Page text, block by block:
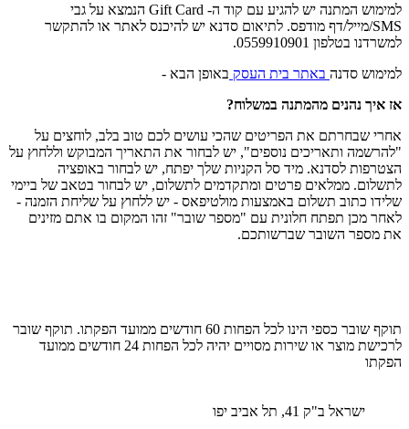
למימוש המתנה יש להגיע עם קוד ה- Gift Card הנמצא על גבי
SMS/מייל/דף מודפס. לתיאום סדנא יש להיכנס לאתר או להתקשר
למשרדנו בטלפון 0559910901.
למימוש סדנה באתר בית העסק באופן הבא -
אז איך נהנים מהמתנה במשלוח?
אחרי שבחרתם את הפריטים שהכי עושים לכם טוב בלב, לוחצים על
"להרשמה ותאריכים נוספים", יש לבחור את התאריך המבוקש וללחוץ על
הצטרפות לסדנא. מיד סל הקניות שלך יפתח, יש לבחור באופציה
לתשלום. ממלאים פרטים ומתקדמים לתשלום, יש לבחור בטאב של ביימי
שלידו כתוב תשלום באמצעות מולטיפאס - יש ללחוץ על שליחת הזמנה -
לאחר מכן תפתח חלונית עם "מספר שובר" זהו המקום בו אתם מזינים
את מספר השובר שברשותכם.
תוקף שובר כספי הינו לכל הפחות 60 חודשים ממועד הפקתו. תוקף שובר
לרכישת מוצר או שירות מסויים יהיה לכל הפחות 24 חודשים ממועד
הפקתו
ישראל ב"ק 41, תל אביב יפו